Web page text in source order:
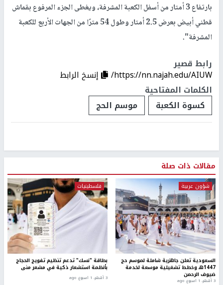
بارتفاع 3 أمتار من أسفل الكعبة المشرفة، ويغطى الجزء المرفوع بقماش
قطني أبيض بعرض 2.5 أمتار وطول 54 مترًا من الجهات الأربع للكعبة
المشرفة".
رابط قصير
https://nn.najah.edu/AIUW/
إنسخ الرابط
الكلمات المفتاحية
كسوة الكعبة
موسم الحج
مقالات ذات صلة
شؤون عربية
السعودية تعلن جاهزية شاملة لموسم حج
1447هـ وخطط تشغيلية موسعة لخدمة
ضيوف الرحمن
3 أشهر، 1 اسبوع. ago
فلسطينيات
بطاقة "نسك" تدعم تنظيم تفويج الحجاج
بأنظمة استشعار ذكية في مشعر منى
3 أشهر، 1 اسبوع. ago